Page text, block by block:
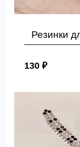
Резинки
130 ₽